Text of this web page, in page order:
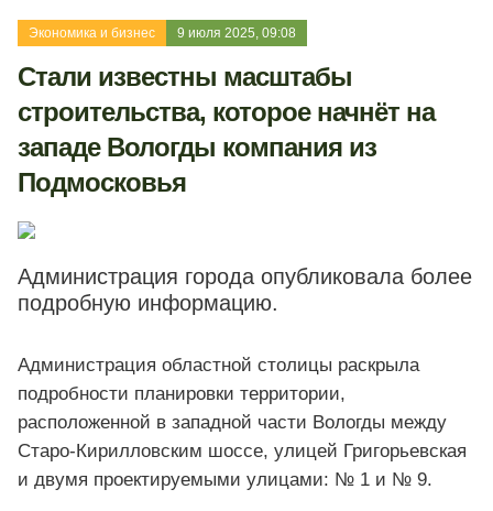
Экономика и бизнес 9 июля 2025, 09:08
Стали известны масштабы
строительства, которое начнёт на
западе Вологды компания из
Подмосковья
Администрация города опубликовала более
подробную информацию.
Администрация областной столицы раскрыла
подробности планировки территории,
расположенной в западной части Вологды между
Старо-Кирилловским шоссе, улицей Григорьевская
и двумя проектируемыми улицами: № 1 и № 9.